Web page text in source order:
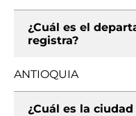
¿Cuál es el
registra?
ANTIOQUIA
¿Cuál es la